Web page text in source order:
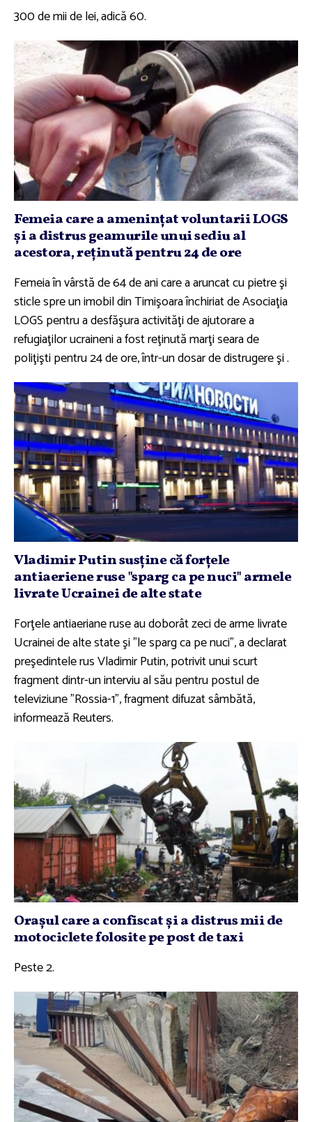
300 de mii de lei, adică 60.
Femeia care a ameninţat voluntarii LOGS
şi a distrus geamurile unui sediu al
acestora, reţinută pentru 24 de ore
Femeia în vârstă de 64 de ani care a aruncat cu pietre şi
sticle spre un imobil din Timişoara închiriat de Asociaţia
LOGS pentru a desfăşura activităţi de ajutorare a
refugiaţilor ucraineni a fost reţinută marţi seara de
poliţişti pentru 24 de ore, într-un dosar de distrugere şi .
Vladimir Putin susţine că forţele
antiaeriene ruse "sparg ca pe nuci" armele
livrate Ucrainei de alte state
Forţele antiaeriane ruse au doborât zeci de arme livrate
Ucrainei de alte state şi "le sparg ca pe nuci", a declarat
preşedintele rus Vladimir Putin, potrivit unui scurt
fragment dintr-un interviu al său pentru postul de
televiziune "Rossia-1", fragment difuzat sâmbătă,
informează Reuters.
Oraşul care a confiscat şi a distrus mii de
motociclete folosite pe post de taxi
Peste 2.